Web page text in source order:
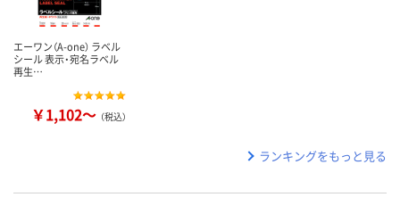
エーワン（A-one） ラベル
シール 表示・宛名ラベル
再生…
￥1,102～ （税込）
ランキングをもっと見る